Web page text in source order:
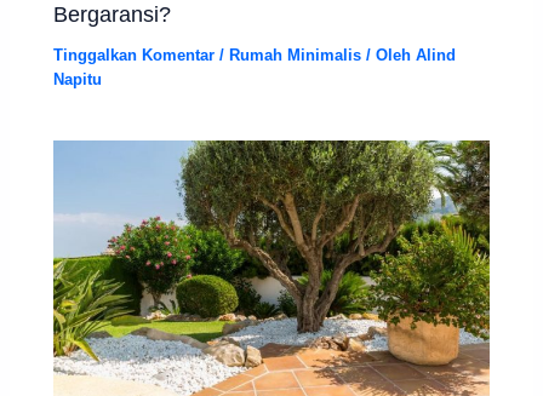
Bergaransi?
Tinggalkan Komentar / Rumah Minimalis / OlehAlind
Napitu